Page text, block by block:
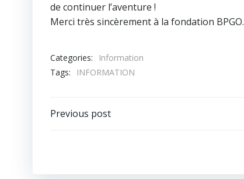
de continuer l’aventure !
Merci très sincèrement à la fondation BPGO.
Categories:
Information
Tags:
INFORMATION
Post
Previous post